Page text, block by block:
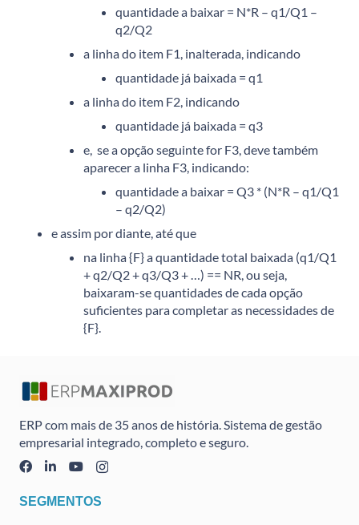
quantidade a baixar = N*R – q1/Q1 –
q2/Q2
a linha do item F1, inalterada, indicando
quantidade já baixada = q1
a linha do item F2, indicando
quantidade já baixada = q3
e, se a opção seguinte for F3, deve também
aparecer a linha F3, indicando:
quantidade a baixar = Q3 * (N*R – q1/Q1
– q2/Q2)
e assim por diante, até que
na linha {F} a quantidade total baixada (q1/Q1
+ q2/Q2 + q3/Q3 + …) == NR, ou seja,
baixaram-se quantidades de cada opção
suficientes para completar as necessidades de
{F}.
ERP com mais de 35 anos de história. Sistema de gestão
empresarial integrado, completo e seguro.
SEGMENTOS